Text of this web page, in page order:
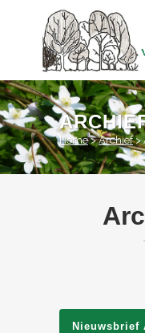
Home>Archief>
Nieuwsbrief